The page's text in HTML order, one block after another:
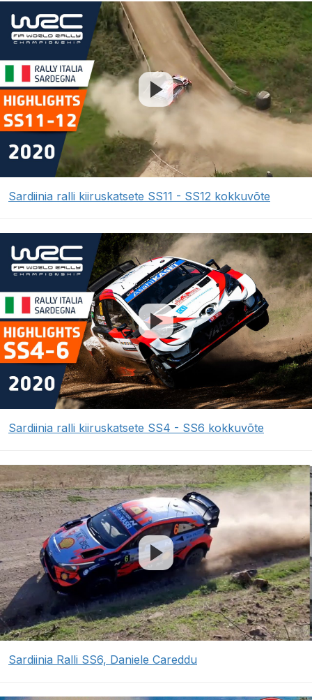
Sardiinia ralli kiiruskatsete SS11 - SS12 kokkuvõte
Sardiinia ralli kiiruskatsete SS4 - SS6 kokkuvõte
Sardiinia Ralli SS6, Daniele Careddu